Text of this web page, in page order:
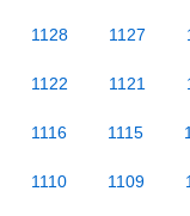
1128 1127
1122 1121
1116 1115
1110 1109